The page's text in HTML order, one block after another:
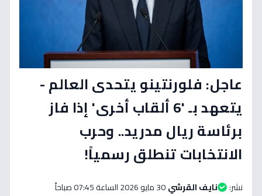
عاجل: فلورنتينو يتحدى العالم -
يتعهد بـ '6 ألقاب أخرى' إذا فاز
برئاسة ريال مدريد.. وحرب
الانتخابات تنطلق رسمياً!
نشر: نايف القرشي30 مايو 2026 الساعة 07:45 صباحاً